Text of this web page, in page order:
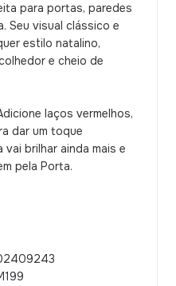
para portas, paredes
Seu visual clássico e
estilo natalino,
e cheio de
laços vermelhos,
dar um toque
brilhar ainda mais e
pela Porta.